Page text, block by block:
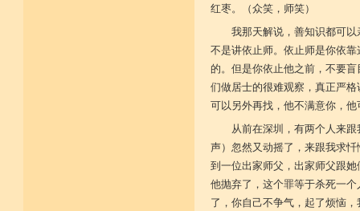
红枣。（众笑，师笑）
我那天解说，善知识都可
不是讲依止师。依止师是你依
的。但是你依止他之前，不要
们做居士的很难观察，真正严
可以另外再找，他不满意你，他
从前在深圳，有两个人来
声）忽然又动摇了，来跟我求
到一位出家师父，出家师父跟
他抛弃了，这个罪等于杀死一
了，你自己不争气，起了烦恼